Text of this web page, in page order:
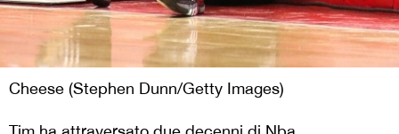
Cheese (Stephen Dunn/Getty Images)